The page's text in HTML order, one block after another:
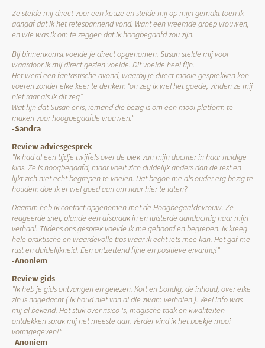
Ze stelde mij direct voor een keuze en stelde mij op mijn gemakt toen ik
aangaf dat ik het retespannend vond. Want een vreemde groep vrouwen,
en wie was ik om te zeggen dat ik hoogbegaafd zou zijn.
Bij binnenkomst voelde je direct opgenomen. Susan stelde mij voor
waardoor ik mij direct gezien voelde. Dit voelde heel fijn.
Het werd een fantastische avond, waarbij je direct mooie gesprekken kon
voeren zonder elke keer te denken: “oh zeg ik wel het goede, vinden ze mij
niet raar als ik dit zeg”
Wat fijn dat Susan er is, iemand die bezig is om een mooi platform te
maken voor hoogbegaafde vrouwen."
-Sandra
Review adviesgesprek
"Ik had al een tijdje twijfels over de plek van mijn dochter in haar huidige
klas. Ze is hoogbegaafd, maar voelt zich duidelijk anders dan de rest en
lijkt zich niet echt begrepen te voelen. Dat begon me als ouder erg bezig te
houden: doe ik er wel goed aan om haar hier te laten?
Daarom heb ik contact opgenomen met de Hoogbegaafdevrouw. Ze
reageerde snel, plande een afspraak in en luisterde aandachtig naar mijn
verhaal. Tijdens ons gesprek voelde ik me gehoord en begrepen. Ik kreeg
hele praktische en waardevolle tips waar ik echt iets mee kan. Het gaf me
rust en duidelijkheid. Een ontzettend fijne en positieve ervaring!"
-Anoniem
Review gids
"Ik heb je gids ontvangen en gelezen. Kort en bondig, de inhoud, over elke
zin is nagedacht ( ik houd niet van al die zwam verhalen ). Veel info was
mij al bekend. Het stuk over risico 's, magische taak en kwaliteiten
ontdekken sprak mij het meeste aan. Verder vind ik het boekje mooi
vormgegeven!"
-Anoniem